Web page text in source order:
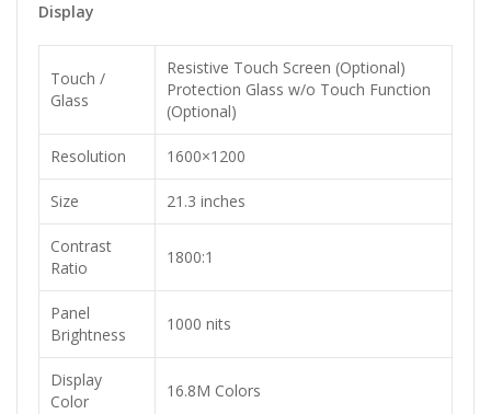
Display
Touch /
Glass
Resistive Touch Screen (Optional)
Protection Glass w/o Touch Function
(Optional)
Resolution 1600×1200
Size 21.3 inches
Contrast
Ratio
1800:1
Panel
Brightness
1000 nits
Display
Color
16.8M Colors